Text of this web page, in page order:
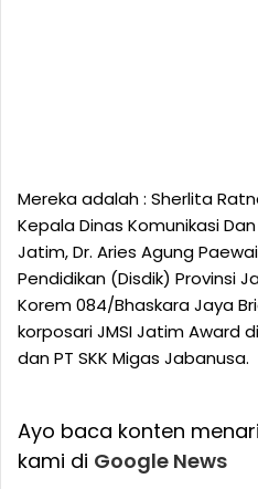
Mereka adalah : Sherlita
Kepala Dinas Komunikasi
Jatim, Dr. Aries Agung Paewai
Pendidikan (Disdik) Provinsi
Korem 084/Bhaskara Jaya
korposari JMSI Jatim Award
dan PT SKK Migas Jabanusa.
Ayo baca konten
kami di Google News